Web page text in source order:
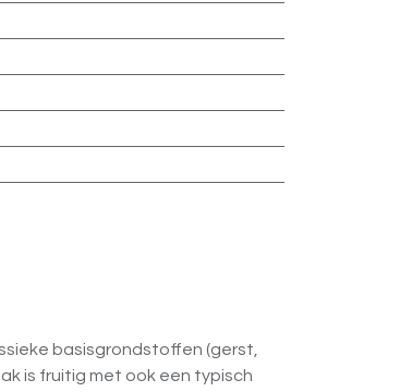
basisgrondstoffen (gerst,
is fruitig met ook een typisch